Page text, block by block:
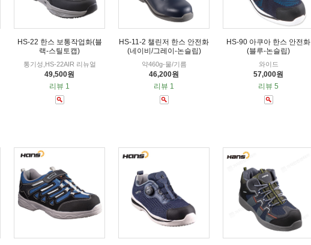
HS-22 한스 보통작업화(블
랙-스틸토캡)
통기성,HS-22AIR 리뉴얼
49,500원
리뷰 1
HS-11-2 챌린저 한스 안전화
(네이비/그레이-논슬립)
약460g-물/기름
46,200원
리뷰 1
HS-90 아쿠아 한스 안전화
(블루-논슬립)
와이드
57,000원
리뷰 5